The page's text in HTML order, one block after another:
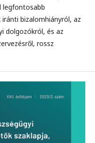
legfontosabb
bizalomhiányról, az
dolgozókról, és az
rossz